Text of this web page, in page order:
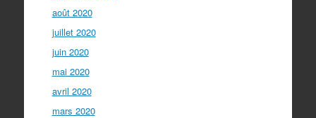
août 2020
juillet 2020
juin 2020
mai 2020
avril 2020
mars 2020